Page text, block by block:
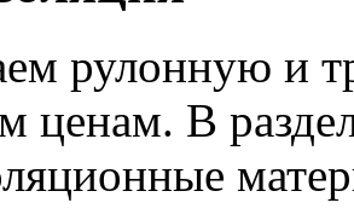
рулонную и
ценам. В